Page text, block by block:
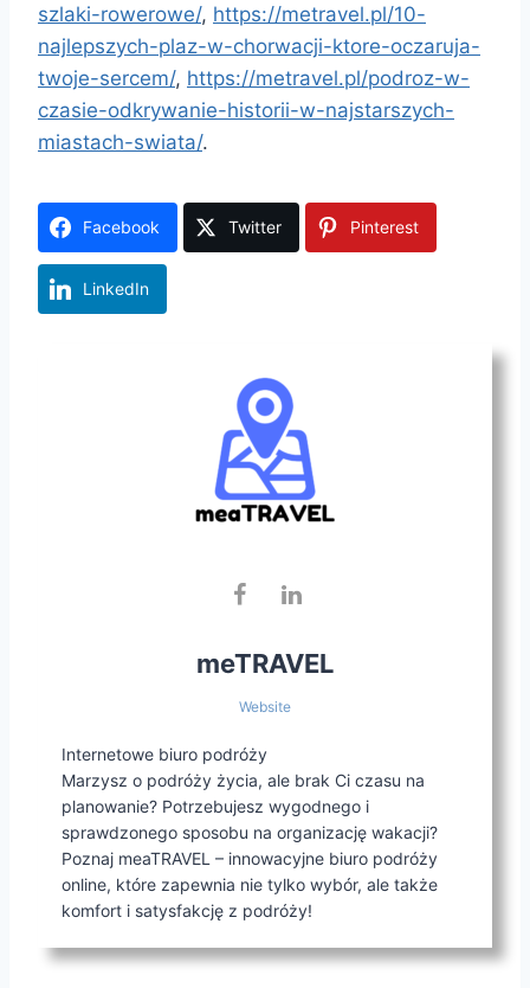
szlaki-rowerowe/, https://metravel.pl/10-
najlepszych-plaz-w-chorwacji-ktore-oczaruja-
twoje-sercem/, https://metravel.pl/podroz-w-
czasie-odkrywanie-historii-w-najstarszych-
miastach-swiata/.
Facebook Twitter Pinterest
LinkedIn
meTRAVEL
Website
Internetowe biuro podróży
Marzysz o podróży życia, ale brak Ci czasu na
planowanie? Potrzebujesz wygodnego i
sprawdzonego sposobu na organizację wakacji?
Poznaj meaTRAVEL – innowacyjne biuro podróży
online, które zapewnia nie tylko wybór, ale także
komfort i satysfakcję z podróży!